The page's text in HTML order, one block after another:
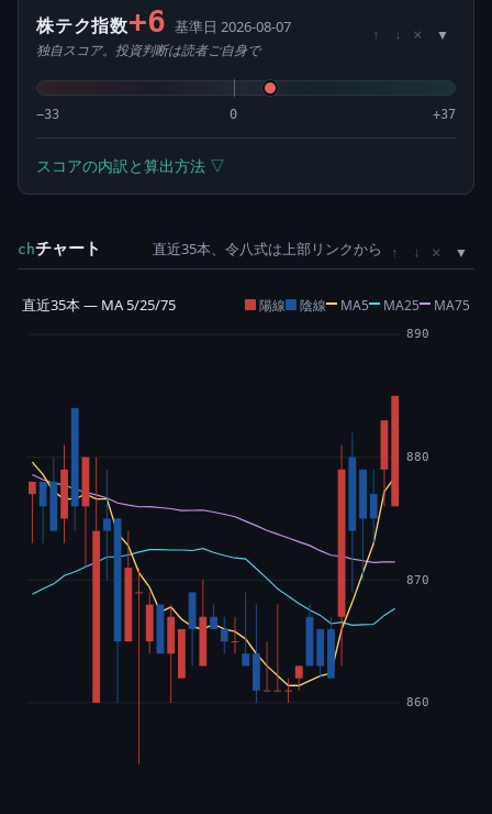
株テク指数+6 基準日 2026-08-07
独自スコア。投資判断は読者ご自身で
↑ ↓ ×
−33 0 +37
スコアの内訳と算出方法 ▽
chチャート 直近35本、令八式は上部リンクから ↑ ↓ ×
直近35本 — MA 5/25/75 陽線 陰線 MA5 MA25 MA75
860
870
880
890